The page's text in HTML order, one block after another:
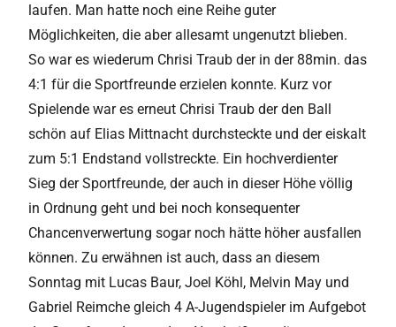
laufen. Man hatte noch eine Reihe guter
Möglichkeiten, die aber allesamt ungenutzt blieben.
So war es wiederum Chrisi Traub der in der 88min. das
4:1 für die Sportfreunde erzielen konnte. Kurz vor
Spielende war es erneut Chrisi Traub der den Ball
schön auf Elias Mittnacht durchsteckte und der eiskalt
zum 5:1 Endstand vollstreckte. Ein hochverdienter
Sieg der Sportfreunde, der auch in dieser Höhe völlig
in Ordnung geht und bei noch konsequenter
Chancenverwertung sogar noch hätte höher ausfallen
können. Zu erwähnen ist auch, dass an diesem
Sonntag mit Lucas Baur, Joel Köhl, Melvin May und
Gabriel Reimche gleich 4 A-Jugendspieler im Aufgebot